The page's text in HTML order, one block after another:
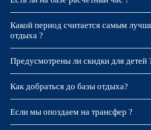
Какой период считается самым
отдыха ?
Предусмотрены ли скидки для детей
Как добраться до базы отдыха?
Если мы опоздаем на трансфер ?